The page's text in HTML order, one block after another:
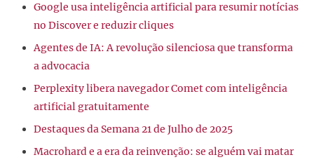
Google usa inteligência artificial para resumir notícias
no Discover e reduzir cliques
Agentes de IA: A revolução silenciosa que transforma
a advocacia
Perplexity libera navegador Comet com inteligência
artificial gratuitamente
Destaques da Semana 21 de Julho de 2025
Macrohard e a era da reinvenção: se alguém vai matar